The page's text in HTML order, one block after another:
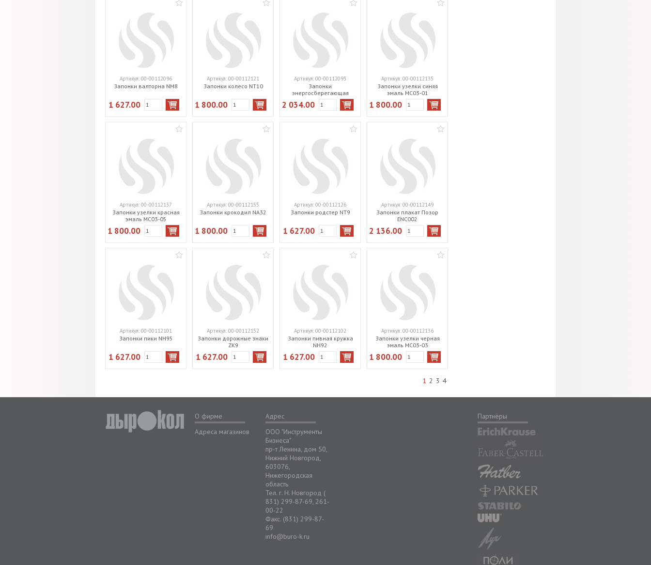
Запонки валторна NM8
Артикул: 00-00112096
1 627.00
Запонки колесо NT10
Артикул: 00-00112121
1 800.00
Запонки
энергосберегающая
лампочка NH108
Артикул: 00-00112093
2 034.00
Запонки узелки синяя
эмаль MC03-01
Артикул: 00-00112135
1 800.00
Запонки узелки красная
эмаль MC03-05
Артикул: 00-00112137
1 800.00
Запонки крокодил NA32
Артикул: 00-00112155
1 800.00
Запонки родстер NT9
Артикул: 00-00112126
1 627.00
Запонки плакат Позор
ENC002
Артикул: 00-00112149
2 136.00
Запонки пики NH95
Артикул: 00-00112101
1 627.00
Запонки дорожные знаки
ZK9
Артикул: 00-00112152
1 627.00
Запонки пивная кружка
NH92
Артикул: 00-00112102
1 627.00
Запонки узелки черная
эмаль MC03-03
Артикул: 00-00112136
1 800.00
1 2 3 4
О фирме
Адреса магазинов
Адрес
ООО "Инструменты
Бизнеса"
пр-т Ленина, дом 50,
Нижний Новгород,
603076,
Нижегородская
область
Тел. г. Н. Новгород (
831) 299-87-69, 261-
00-22
Факс. (831) 299-87-
69
info@buro-k.ru
Партнёры